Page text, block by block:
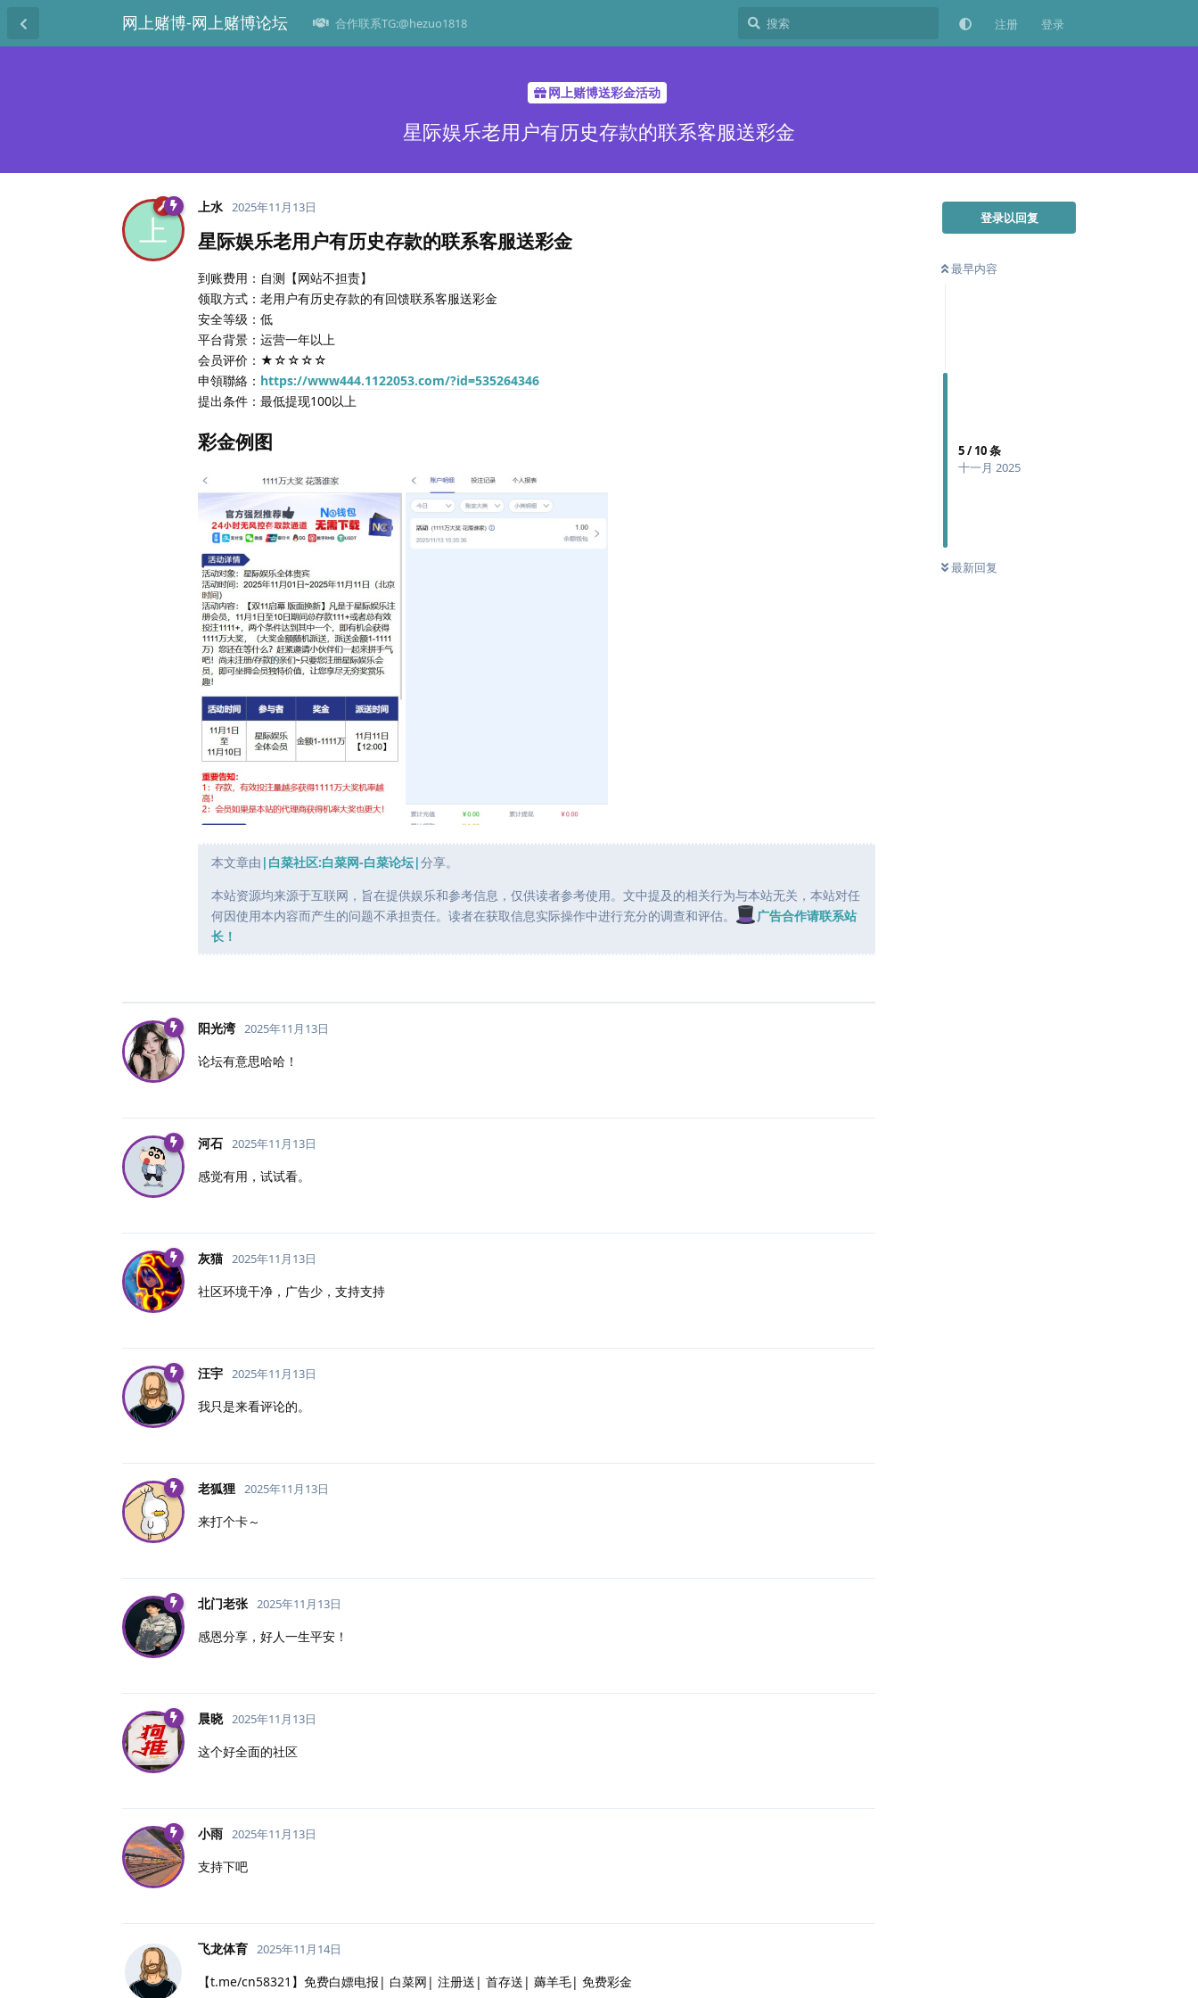
网上赌博-网上赌博论坛 合作联系TG:@hezuo1818 注册 登录
网上赌博送彩金活动
星际娱乐老用户有历史存款的联系客服送彩金
登录以回复
最早内容
5/10条
十一月 2025
最新回复
上
上水 2025年11月13日
星际娱乐老用户有历史存款的联系客服送彩金
到账费用：自测【网站不担责】
领取方式：老用户有历史存款的有回馈联系客服送彩金
安全等级：低
平台背景：运营一年以上
会员评价：★☆☆☆☆
申領聯絡： https://www444.1122053.com/?id=535264346
提出条件：最低提现100以上
彩金例图
本文章由 |白菜社区:白菜网-白菜论坛|分享。
本站资源均来源于互联网，旨在提供娱乐和参考信息，仅供读者参考使用。文中提及的相关行为与本站无关，本站对任
何因使用本内容而产生的问题不承担责任。读者在获取信息实际操作中进行充分的调查和评估。
广告合作请联系站
长！
阳光湾 2025年11月13日
论坛有意思哈哈！
河石 2025年11月13日
感觉有用，试试看。
灰猫 2025年11月13日
社区环境干净，广告少，支持支持
汪宇 2025年11月13日
我只是来看评论的。
老狐狸 2025年11月13日
来打个卡～
北门老张 2025年11月13日
感恩分享，好人一生平安！
晨晓 2025年11月13日
这个好全面的社区
小雨 2025年11月13日
支持下吧
飞龙体育 2025年11月14日
【t.me/cn58321】免费白嫖电报| 白菜网| 注册送| 首存送| 薅羊毛| 免费彩金